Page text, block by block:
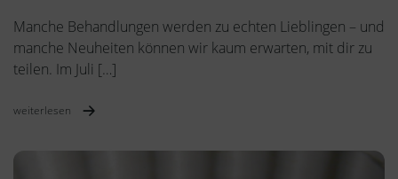
Manche Behandlungen werden zu echten Lieblingen – und
manche Neuheiten können wir kaum erwarten, mit dir zu
teilen. Im Juli […]
weiterlesen